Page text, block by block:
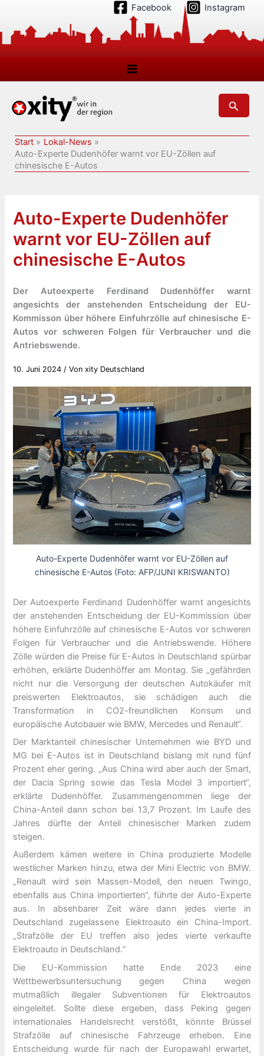
springen
Facebook Instagram
Suchen
Start
Lokal-News
Auto-Experte Dudenhöfer warnt vor EU-Zöllen auf
chinesische E-Autos
Auto-Experte Dudenhöfer
warnt vor EU-Zöllen auf
chinesische E-Autos
Der Autoexperte Ferdinand Dudenhöffer warnt
angesichts der anstehenden Entscheidung der EU-
Kommisson über höhere Einfuhrzölle auf chinesische E-
Autos vor schweren Folgen für Verbraucher und die
Antriebswende.
10. Juni 2024 / Vonxity Deutschland
Auto-Experte Dudenhöfer warnt vor EU-Zöllen auf
chinesische E-Autos (Foto: AFP/JUNI KRISWANTO)
Der Autoexperte Ferdinand Dudenhöffer warnt angesichts
der anstehenden Entscheidung der EU-Kommission über
höhere Einfuhrzölle auf chinesische E-Autos vor schweren
Folgen für Verbraucher und die Antriebswende. Höhere
Zölle würden die Preise für E-Autos in Deutschland spürbar
erhöhen, erklärte Dudenhöffer am Montag. Sie „gefährden
nicht nur die Versorgung der deutschen Autokäufer mit
preiswerten Elektroautos, sie schädigen auch die
Transformation in CO2-freundlichen Konsum und
europäische Autobauer wie BMW, Mercedes und Renault“.
Der Marktanteil chinesischer Unternehmen wie BYD und
MG bei E-Autos ist in Deutschland bislang mit rund fünf
Prozent eher gering. „Aus China wird aber auch der Smart,
der Dacia Spring sowie das Tesla Model 3 importiert“,
erklärte Dudenhöffer. Zusammengenommen liege der
China-Anteil dann schon bei 13,7 Prozent. Im Laufe des
Jahres dürfte der Anteil chinesischer Marken zudem
steigen.
Außerdem kämen weitere in China produzierte Modelle
westlicher Marken hinzu, etwa der Mini Electric von BMW.
„Renault wird sein Massen-Modell, den neuen Twingo,
ebenfalls aus China importierten“, führte der Auto-Experte
aus. In absehbarer Zeit wäre dann jedes vierte in
Deutschland zugelassene Elektroauto ein China-Import.
„Strafzölle der EU treffen also jedes vierte verkaufte
Elektroauto in Deutschland.“
Die EU-Kommission hatte Ende 2023 eine
Wettbewerbsuntersuchung gegen China wegen
mutmaßlich illegaler Subventionen für Elektroautos
eingeleitet. Sollte diese ergeben, dass Peking gegen
internationales Handelsrecht verstößt, könnte Brüssel
Strafzölle auf chinesische Fahrzeuge erheben. Eine
Entscheidung wurde für nach der Europawahl erwartet,